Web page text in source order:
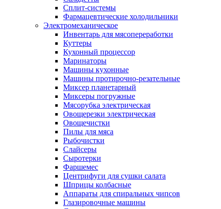
Сплит-системы
Фармацевтические холодильники
Электромеханическое
Инвентарь для мясопереработки
Куттеры
Кухонный процессор
Маринаторы
Машины кухонные
Машины протирочно-резательные
Миксер планетарный
Миксеры погружные
Мясорубка электрическая
Овощерезки электрическая
Овощечистки
Пилы для мяса
Рыбочистки
Слайсеры
Сыротерки
Фаршемес
Центрифуги для сушки салата
Шприцы колбасные
Аппараты для спиральных чипсов
Глазировочные машины